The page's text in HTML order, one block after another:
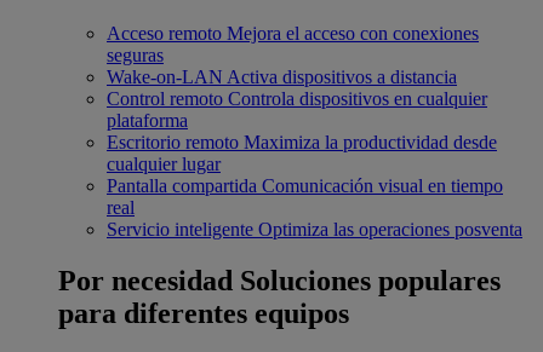
Acceso remoto Mejora el acceso con conexiones
seguras
Wake-on-LAN Activa dispositivos a distancia
Control remoto Controla dispositivos en cualquier
plataforma
Escritorio remoto Maximiza la productividad desde
cualquier lugar
Pantalla compartida Comunicación visual en tiempo
real
Servicio inteligente Optimiza las operaciones posventa
Por necesidad Soluciones populares
para diferentes equipos